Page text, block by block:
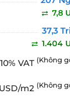
7,8
37,3
1.404
10% VAT (Không
m2 (Không